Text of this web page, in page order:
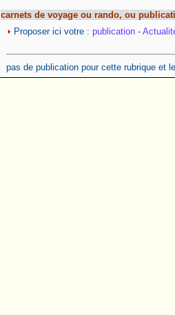
carnets de voyage ou rando, ou
Proposer ici votre : publication -
pas de publication pour cette rubrique et